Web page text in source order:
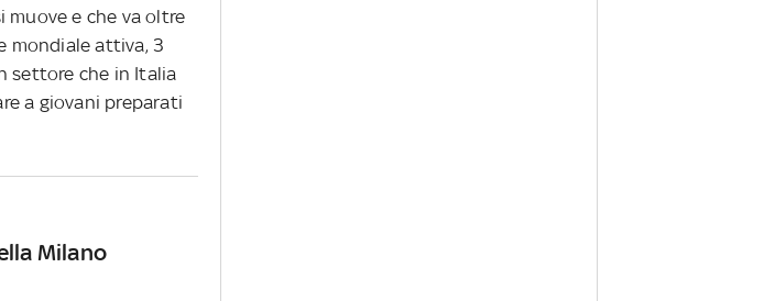
e che va oltre
mondiale attiva, 3
settore che in Italia
a giovani preparati
Milano